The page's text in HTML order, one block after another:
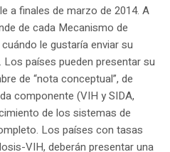
a finales de marzo de 2014. A
de cada Mecanismo de
le gustaría enviar su
países pueden presentar su
de “nota conceptual”, de
componente (VIH y SIDA,
de los sistemas de
Los países con tasas
VIH, deberán presentar una